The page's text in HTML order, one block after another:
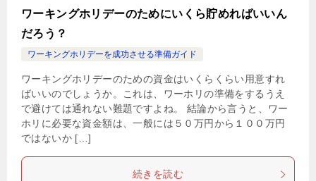
ワーキングホリデーのためにいくら貯めればいいん
だろう？
ワーキングホリデーを成功させる準備ガイド
ワーキングホリデーのための資金はいくらくらい用意すれ
ばいいのでしょうか。これは、ワーホリの準備をするうえ
で避けては通れない難題ですよね。 結論から言うと、ワー
ホリに必要な資金額は、一般には５０万円から１００万円
ではないか […]
続きを読む